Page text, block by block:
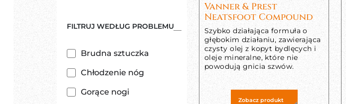
FILTRUJ WEDŁUG PROBLEMU
Brudna sztuczka
Chłodzenie nóg
Gorące nogi
Vanner & Prest
Neatsfoot Compound
Szybko działająca formuła o
głębokim działaniu, zawierająca
czysty olej z kopyt bydlęcych i
oleje mineralne, które nie
powodują gnicia szwów.
Zobacz produkt